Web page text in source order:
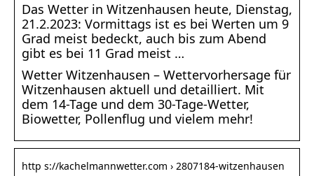
Das Wetter in Witzenhausen heute, Dienstag,
21.2.2023: Vormittags ist es bei Werten um 9
Grad meist bedeckt, auch bis zum Abend
gibt es bei 11 Grad meist …
Wetter Witzenhausen – Wettervorhersage für
Witzenhausen aktuell und detailliert. Mit
dem 14-Tage und dem 30-Tage-Wetter,
Biowetter, Pollenflug und vielem mehr!
http s://kachelmannwetter.com › 2807184-witzenhausen